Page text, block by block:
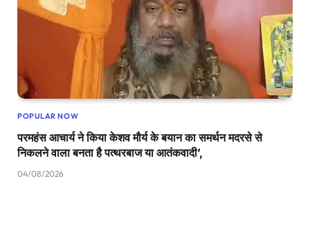
POPULAR NOW
परमहंस आचार्य ने किया केशव मौर्य के बयान का समर्थन मदरसे से
निकलने वाला बनता है पत्थरबाज या आतंकवादी’,
04/08/2026